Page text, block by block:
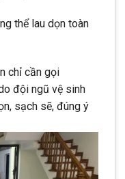
thể lau dọn toàn
chỉ cần gọi
đội ngũ vệ sinh
sạch sẽ, đúng ý